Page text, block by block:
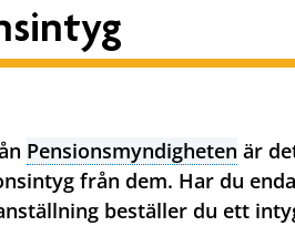
Pensionsmyndigheten är
från dem. Har du
beställer du ett